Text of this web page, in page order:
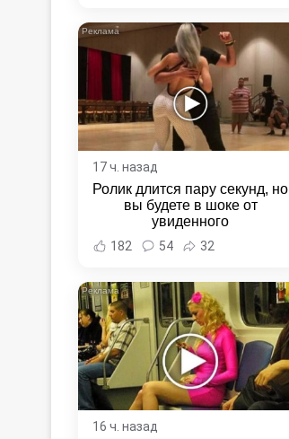
17 ч. назад
Ролик длится пару секунд, но
вы будете в шоке от
увиденного
182 54 32
16 ч. назад